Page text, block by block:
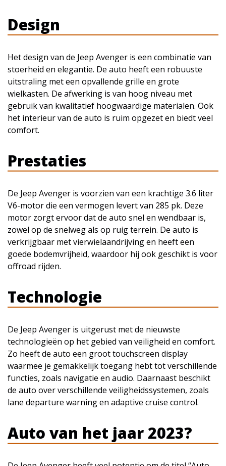
Design
Het design van de Jeep Avenger is een combinatie van
stoerheid en elegantie. De auto heeft een robuuste
uitstraling met een opvallende grille en grote
wielkasten. De afwerking is van hoog niveau met
gebruik van kwalitatief hoogwaardige materialen. Ook
het interieur van de auto is ruim opgezet en biedt veel
comfort.
Prestaties
De Jeep Avenger is voorzien van een krachtige 3.6 liter
V6-motor die een vermogen levert van 285 pk. Deze
motor zorgt ervoor dat de auto snel en wendbaar is,
zowel op de snelweg als op ruig terrein. De auto is
verkrijgbaar met vierwielaandrijving en heeft een
goede bodemvrijheid, waardoor hij ook geschikt is voor
offroad rijden.
Technologie
De Jeep Avenger is uitgerust met de nieuwste
technologieën op het gebied van veiligheid en comfort.
Zo heeft de auto een groot touchscreen display
waarmee je gemakkelijk toegang hebt tot verschillende
functies, zoals navigatie en audio. Daarnaast beschikt
de auto over verschillende veiligheidssystemen, zoals
lane departure warning en adaptive cruise control.
Auto van het jaar 2023?